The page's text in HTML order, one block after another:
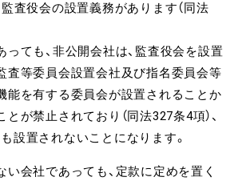
監査役会の設置義務があります（同法
っても、非公開会社は、監査役会を設置
査等委員会設置会社及び指名委員会等
能を有する委員会が設置されることか
とが禁止されており（同法327条4項）、
設置されないことになります。
い会社であっても、定款に定めを置く